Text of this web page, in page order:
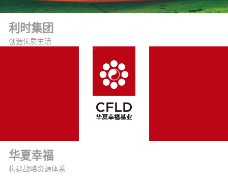
利时集团
创造优质生活
华夏幸福
构建战略资源体系